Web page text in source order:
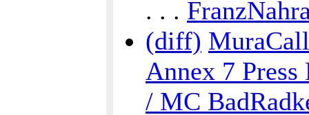
. . .
(diff)
Annex 7 Press
/ MC